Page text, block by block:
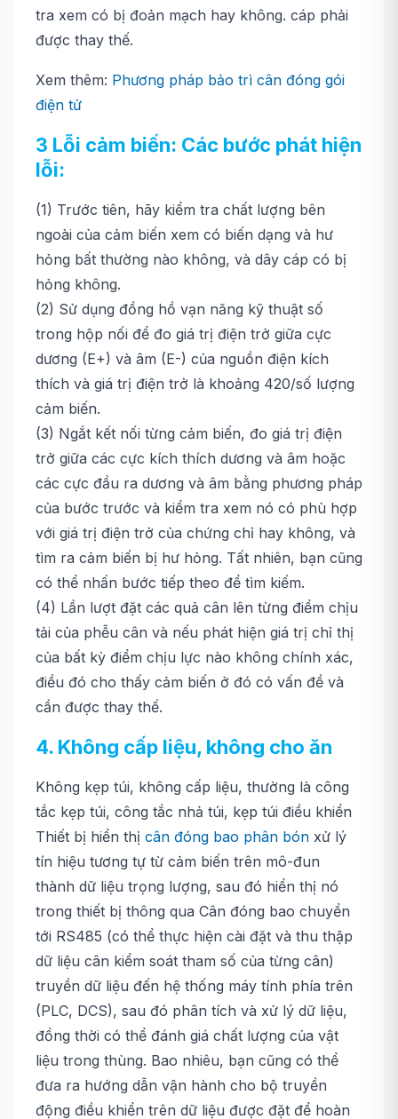
tra xem có bị đoản mạch hay không. cáp phải
được thay thế.
Xem thêm: Phương pháp bảo trì cân đóng gói
điện tử
3 Lỗi cảm biến: Các bước phát hiện
lỗi:
(1) Trước tiên, hãy kiểm tra chất lượng bên
ngoài của cảm biến xem có biến dạng và hư
hỏng bất thường nào không, và dây cáp có bị
hỏng không.
(2) Sử dụng đồng hồ vạn năng kỹ thuật số
trong hộp nối để đo giá trị điện trở giữa cực
dương (E+) và âm (E-) của nguồn điện kích
thích và giá trị điện trở là khoảng 420/số lượng
cảm biến.
(3) Ngắt kết nối từng cảm biến, đo giá trị điện
trở giữa các cực kích thích dương và âm hoặc
các cực đầu ra dương và âm bằng phương pháp
của bước trước và kiểm tra xem nó có phù hợp
với giá trị điện trở của chứng chỉ hay không, và
tìm ra cảm biến bị hư hỏng. Tất nhiên, bạn cũng
có thể nhấn bước tiếp theo để tìm kiếm.
(4) Lần lượt đặt các quả cân lên từng điểm chịu
tải của phễu cân và nếu phát hiện giá trị chỉ thị
của bất kỳ điểm chịu lực nào không chính xác,
điều đó cho thấy cảm biến ở đó có vấn đề và
cần được thay thế.
4. Không cấp liệu, không cho ăn
Không kẹp túi, không cấp liệu, thường là công
tắc kẹp túi, công tắc nhả túi, kẹp túi điều khiển
Thiết bị hiển thị cân đóng bao phân bón xử lý
tín hiệu tương tự từ cảm biến trên mô-đun
thành dữ liệu trọng lượng, sau đó hiển thị nó
trong thiết bị thông qua Cân đóng bao chuyển
tới RS485 (có thể thực hiện cài đặt và thu thập
dữ liệu cân kiểm soát tham số của từng cân)
truyền dữ liệu đến hệ thống máy tính phía trên
(PLC, DCS), sau đó phân tích và xử lý dữ liệu,
đồng thời có thể đánh giá chất lượng của vật
liệu trong thùng. Bao nhiêu, bạn cũng có thể
đưa ra hướng dẫn vận hành cho bộ truyền
động điều khiển trên dữ liệu được đặt để hoàn